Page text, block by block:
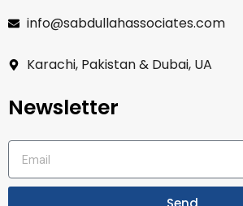
info@sabdullahassociates.com
Karachi, Pakistan & Dubai, UA
Newsletter